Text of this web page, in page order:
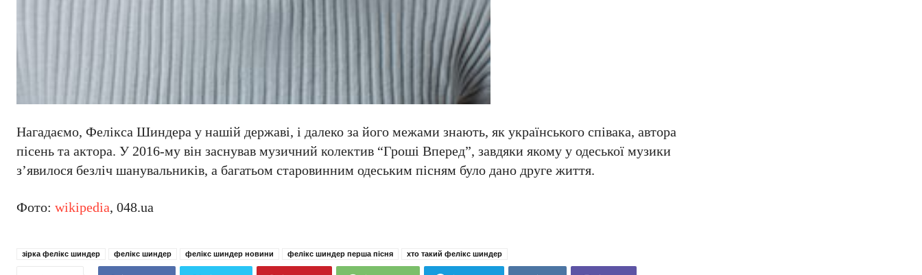
Нагадаємо, Фелікса Шиндера у нашій державі, і далеко за його межами знають, як українського співака, автора
пісень та актора. У 2016-му він заснував музичний колектив “Гроші Вперед”, завдяки якому у одеської музики
з’явилося безліч шанувальників, а багатьом старовинним одеським пісням було дано друге життя.
Фото: wikipedia, 048.ua
зірка фелікс шиндер фелікс шиндер фелікс шиндер новини фелікс шиндер перша пісня хто такий фелікс шиндер